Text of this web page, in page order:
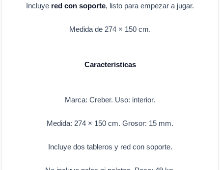
Incluye red con soporte, listo para empezar a jugar.
Medida de 274 × 150 cm.
Caracteristicas
Marca: Creber. Uso: interior.
Medida: 274 × 150 cm. Grosor: 15 mm.
Incluye dos tableros y red con soporte.